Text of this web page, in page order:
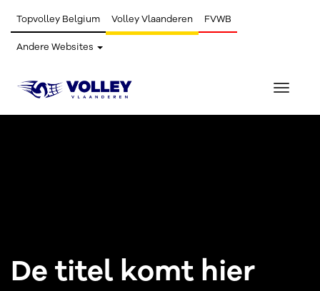
Topvolley Belgium Volley Vlaanderen FVWB
Andere Websites
Toggle
De titel komt hier